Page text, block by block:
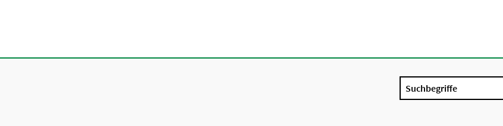
Suchbegriffe